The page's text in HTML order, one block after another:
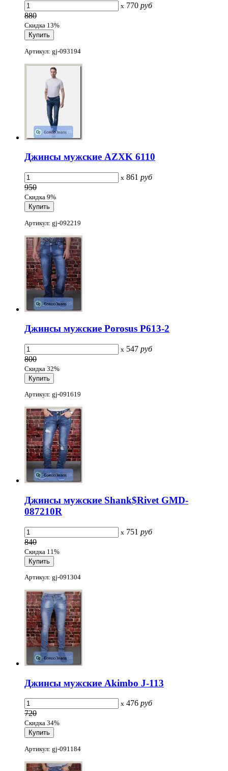
x 770 руб
880
Скидка 13%
Артикул: gj-093194
Джинсы мужские AZXK 6110
x 861 руб
950
Скидка 9%
Артикул: gj-092219
Джинсы мужские Porosus P613-2
x 547 руб
800
Скидка 32%
Артикул: gj-091619
Джинсы мужские Shank$Rivet GMD-
087210R
x 751 руб
840
Скидка 11%
Артикул: gj-091304
Джинсы мужские Akimbo J-113
x 476 руб
720
Скидка 34%
Артикул: gj-091184